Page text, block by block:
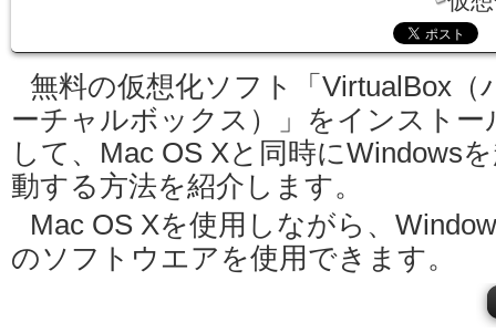
無料の仮想化ソフト「VirtualBox（
ーチャルボックス）」をインストー
して、Mac OS Xと同時にWindows
動する方法を紹介します。
Mac OS Xを使用しながら、
のソフトウエアを使用できます。